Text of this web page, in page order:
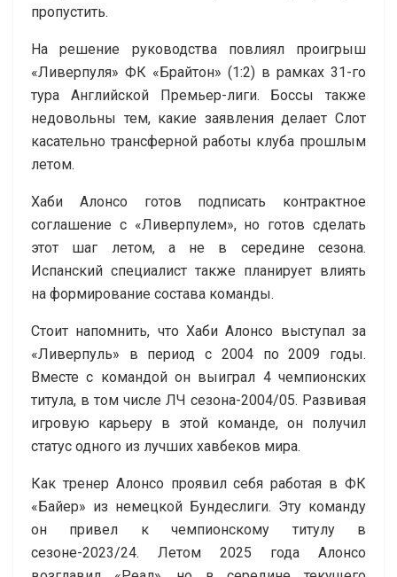
пропустить.
На решение руководства повлиял проигрыш
«Ливерпуля» ФК «Брайтон» (1:2) в рамках 31-го
тура Английской Премьер-лиги. Боссы также
недовольны тем, какие заявления делает Слот
касательно трансферной работы клуба прошлым
летом.
Хаби Алонсо готов подписать контрактное
соглашение с «Ливерпулем», но готов сделать
этот шаг летом, а не в середине сезона.
Испанский специалист также планирует влиять
на формирование состава команды.
Стоит напомнить, что Хаби Алонсо выступал за
«Ливерпуль» в период с 2004 по 2009 годы.
Вместе с командой он выиграл 4 чемпионских
титула, в том числе ЛЧ сезона-2004/05. Развивая
игровую карьеру в этой команде, он получил
статус одного из лучших хавбеков мира.
Как тренер Алонсо проявил себя работая в ФК
«Байер» из немецкой Бундеслиги. Эту команду
он привел к чемпионскому титулу в
сезоне-2023/24. Летом 2025 года Алонсо